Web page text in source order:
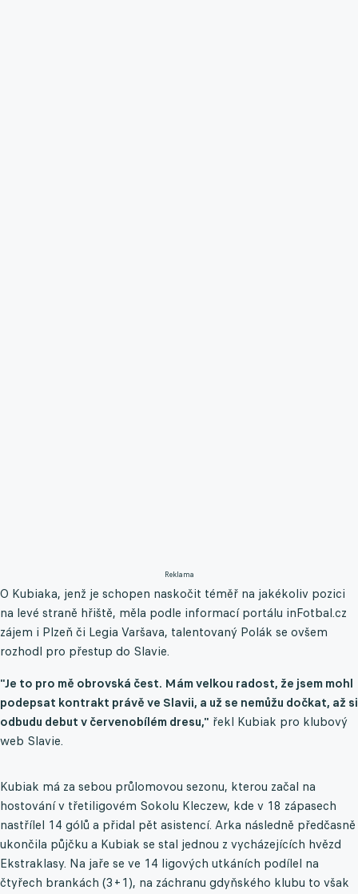
Reklama
O Kubiaka, jenž je schopen naskočit téměř na jakékoliv pozici
na levé straně hřiště, měla podle informací portálu inFotbal.cz
zájem i Plzeň či Legia Varšava, talentovaný Polák se ovšem
rozhodl pro přestup do Slavie.
"Je to pro mě obrovská čest. Mám velkou radost, že jsem mohl
podepsat kontrakt právě ve Slavii, a už se nemůžu dočkat, až si
odbudu debut v červenobílém dresu," řekl Kubiak pro klubový
web Slavie.
Kubiak má za sebou průlomovou sezonu, kterou začal na
hostování v třetiligovém Sokolu Kleczew, kde v 18 zápasech
nastřílel 14 gólů a přidal pět asistencí. Arka následně předčasně
ukončila půjčku a Kubiak se stal jednou z vycházejících hvězd
Ekstraklasy. Na jaře se ve 14 ligových utkáních podílel na
čtyřech brankách (3+1), na záchranu gdyňského klubu to však